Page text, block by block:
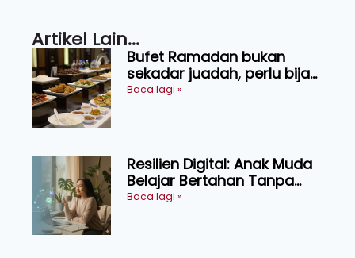
Artikel Lain...
Bufet Ramadan bukan
sekadar juadah, perlu bijak
memilih dan selamat
Baca lagi »
Resilien Digital: Anak Muda
Belajar Bertahan Tanpa
Perlu Menekan Diri
Baca lagi »